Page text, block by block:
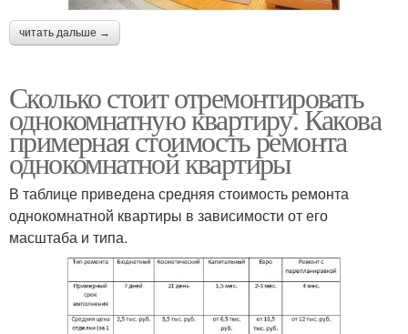
читать дальше →
Сколько стоит отремонтировать
однокомнатную квартиру. Какова
примерная стоимость ремонта
однокомнатной квартиры
В таблице приведена средняя стоимость ремонта
однокомнатной квартиры в зависимости от его
масштаба и типа.